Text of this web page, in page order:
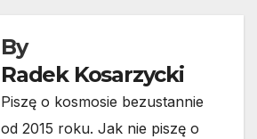
By
Radek Kosarzycki
Piszę o kosmosie bezustannie
od 2015 roku. Jak nie piszę o